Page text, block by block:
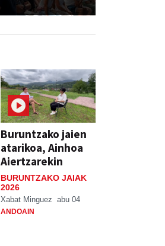
Buruntzako jaien
atarikoa, Ainhoa
Aiertzarekin
BURUNTZAKO JAIAK
2026
Xabat Minguez abu 04
ANDOAIN